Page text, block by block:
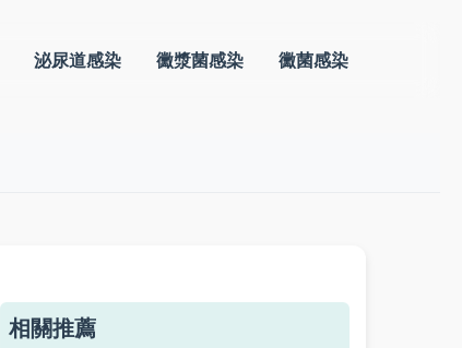
泌尿道感染 黴漿菌感染 黴菌感染
相關推薦